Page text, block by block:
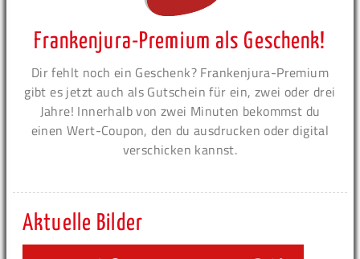
Frankenjura-Premium als Geschenk!
Dir fehlt noch ein Geschenk? Frankenjura-Premium
gibt es jetzt auch als Gutschein für ein, zwei oder drei
Jahre! Innerhalb von zwei Minuten bekommst du
einen Wert-Coupon, den du ausdrucken oder digital
verschicken kannst.
Aktuelle Bilder